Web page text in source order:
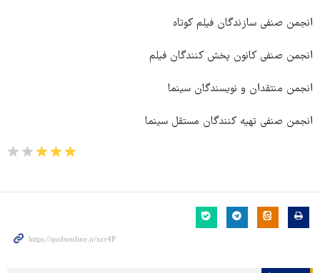
انجمن صنفی سازندگان فیلم کوتاه
انجمن صنفی کانون پخش کنندگان فیلم
انجمن منتقدان و نویسندگان سینما
انجمن صنفی تهیه کنندگان مستقل سینما